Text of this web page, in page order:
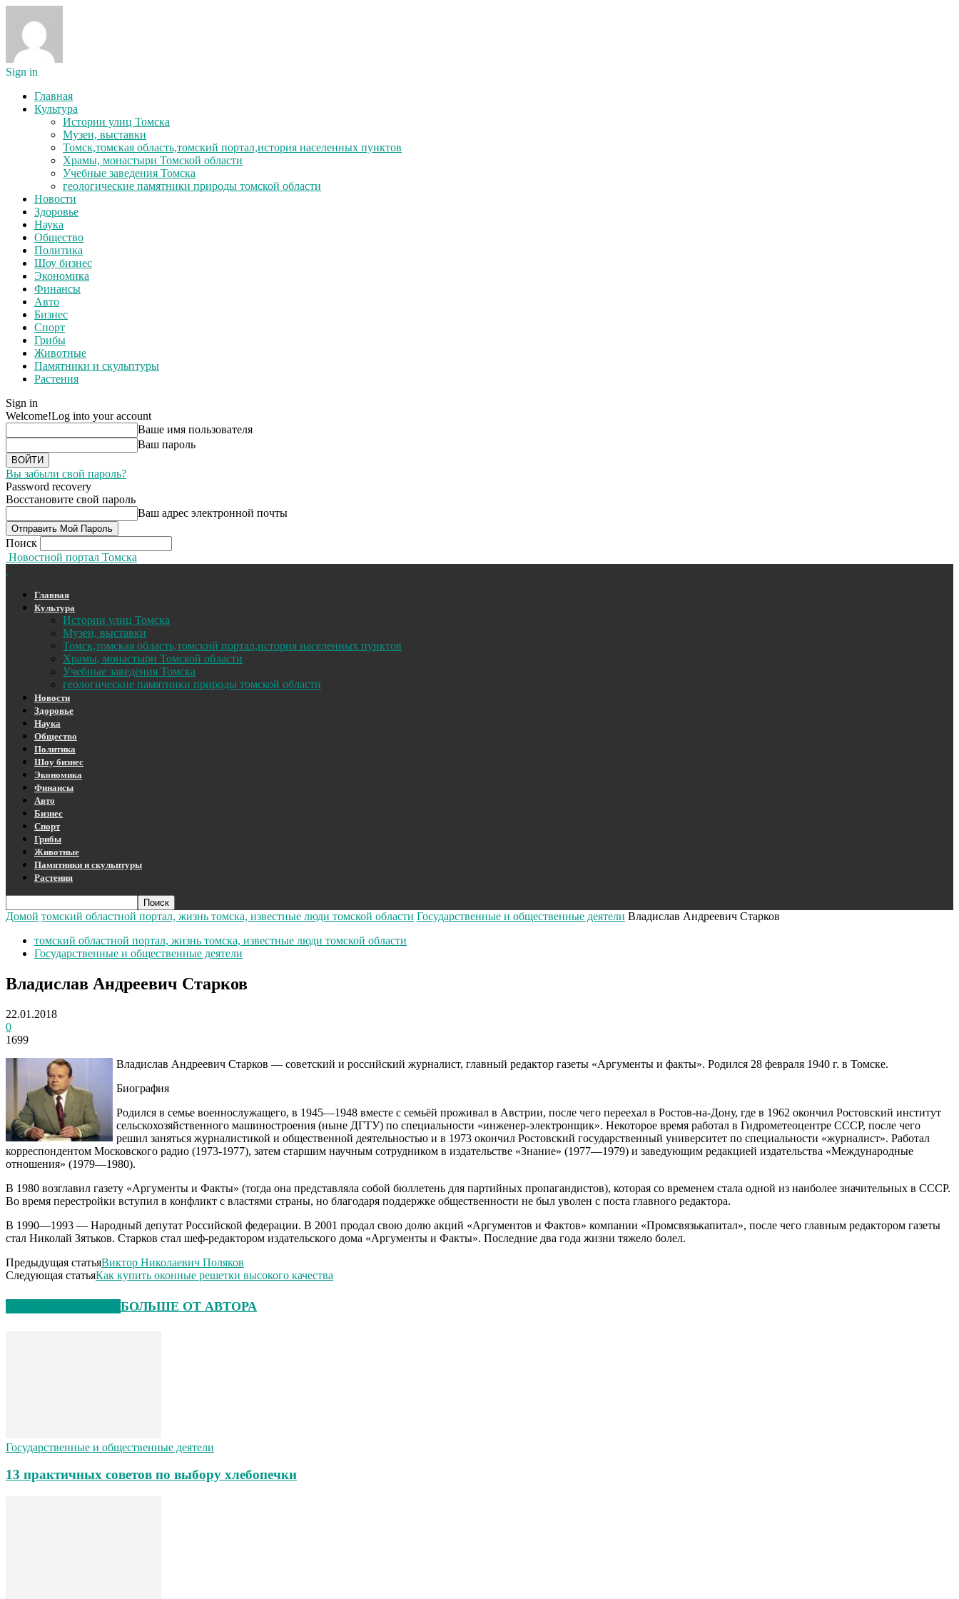
Sign in
Главная
Культура
Истории улиц Томска
Музеи, выставки
Томск,томская область,томский портал,история населенных пунктов
Храмы, монастыри Томской области
Учебные заведения Томска
геологические памятники природы томской области
Новости
Здоровье
Наука
Общество
Политика
Шоу бизнес
Экономика
Финансы
Авто
Бизнес
Спорт
Грибы
Животные
Памятники и скульптуры
Растения
Sign in
Welcome!Log into your account
Ваше имя пользователя
Ваш пароль
Вы забыли свой пароль?
Password recovery
Восстановите свой пароль
Ваш адрес электронной почты
Поиск
Новостной портал Томска
Главная
Культура
Истории улиц Томска
Музеи, выставки
Томск,томская область,томский портал,история населенных пунктов
Храмы, монастыри Томской области
Учебные заведения Томска
геологические памятники природы томской области
Новости
Здоровье
Наука
Общество
Политика
Шоу бизнес
Экономика
Финансы
Авто
Бизнес
Спорт
Грибы
Животные
Памятники и скульптуры
Растения
Домой томский областной портал, жизнь томска, известные люди томской области Государственные и общественные деятели Владислав Андреевич Старков
томский областной портал, жизнь томска, известные люди томской области
Государственные и общественные деятели
Владислав Андреевич Старков
22.01.2018
0
1699
Владислав Андреевич Старков — советский и российский журналист, главный редактор газеты «Аргументы и факты». Родился 28 февраля 1940 г. в Томске.
Биография
Родился в семье военнослужащего, в 1945—1948 вместе с семьёй проживал в Австрии, после чего переехал в Ростов-на-Дону, где в 1962 окончил Ростовский институт
сельскохозяйственного машиностроения (ныне ДГТУ) по специальности «инженер-электронщик». Некоторое время работал в Гидрометеоцентре СССР, после чего
решил заняться журналистикой и общественной деятельностью и в 1973 окончил Ростовский государственный университет по специальности «журналист». Работал
корреспондентом Московского радио (1973-1977), затем старшим научным сотрудником в издательстве «Знание» (1977—1979) и заведующим редакцией издательства «Международные
отношения» (1979—1980).
В 1980 возглавил газету «Аргументы и Факты» (тогда она представляла собой бюллетень для партийных пропагандистов), которая со временем стала одной из наиболее значительных в СССР.
Во время перестройки вступил в конфликт с властями страны, но благодаря поддержке общественности не был уволен с поста главного редактора.
В 1990—1993 — Народный депутат Российской федерации. В 2001 продал свою долю акций «Аргументов и Фактов» компании «Промсвязькапитал», после чего главным редактором газеты
стал Николай Зятьков. Старков стал шеф-редактором издательского дома «Аргументы и Факты». Последние два года жизни тяжело болел.
Предыдущая статьяВиктор Николаевич Поляков
Следующая статьяКак купить оконные решетки высокого качества
БОЛЬШЕ ОТ АВТОРА
Государственные и общественные деятели
13 практичных советов по выбору хлебопечки